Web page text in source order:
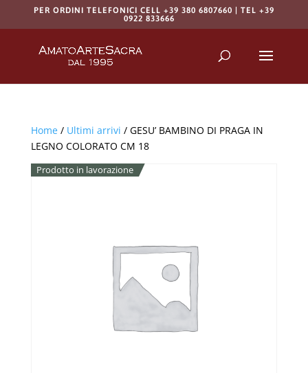
PER ORDINI TELEFONICI CELL +39 380 6807660 | TEL +39
0922 833666
Home/ Ultimi arrivi / GESU’ BAMBINO DI PRAGA IN
LEGNO COLORATO CM 18
Prodotto in lavorazione